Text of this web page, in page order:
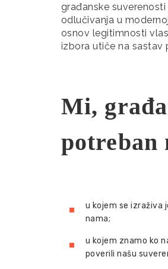
građanske
odlučivanja u
osnov legitimnosti
izbora utiče na sastav
Mi,
potreban
u kojem se izraživa
nama;
u kojem znamo ko
poverili našu